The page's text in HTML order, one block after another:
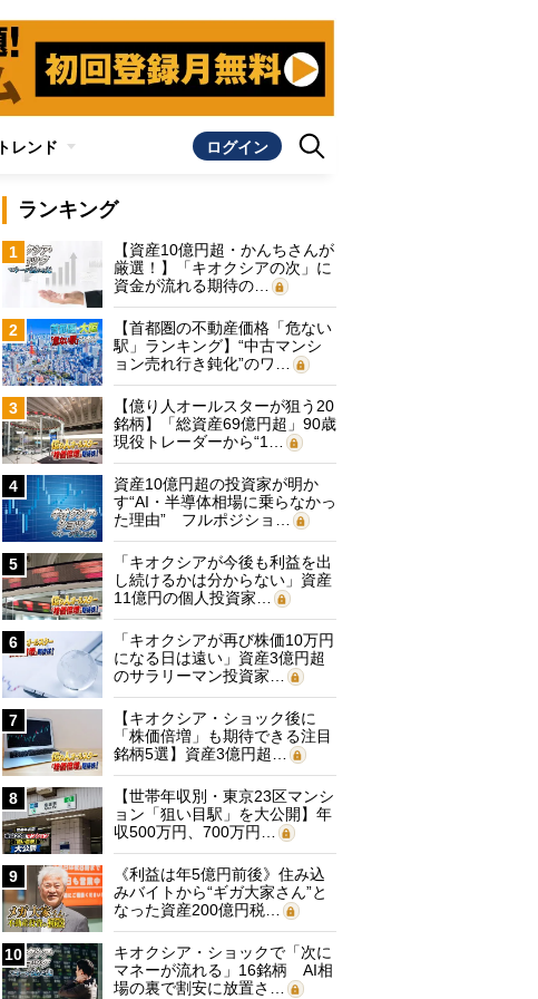
トレンド ログイン
ランキング
1
【資産10億円超・かんちさんが
厳選！】「キオクシアの次」に
資金が流れる期待の…
2
【首都圏の不動産価格「危ない
駅」ランキング】“中古マンシ
ョン売れ行き鈍化”のワ…
3
【億り人オールスターが狙う20
銘柄】「総資産69億円超」90歳
現役トレーダーから“1…
4
資産10億円超の投資家が明か
す“AI・半導体相場に乗らなかっ
た理由” フルポジショ…
5
「キオクシアが今後も利益を出
し続けるかは分からない」資産
11億円の個人投資家…
6
「キオクシアが再び株価10万円
になる日は遠い」資産3億円超
のサラリーマン投資家…
7
【キオクシア・ショック後に
「株価倍増」も期待できる注目
銘柄5選】資産3億円超…
8
【世帯年収別・東京23区マンシ
ョン「狙い目駅」を大公開】年
収500万円、700万円…
9
《利益は年5億円前後》住み込
みバイトから“ギガ大家さん”と
なった資産200億円税…
10
キオクシア・ショックで「次に
マネーが流れる」16銘柄 AI相
場の裏で割安に放置さ…